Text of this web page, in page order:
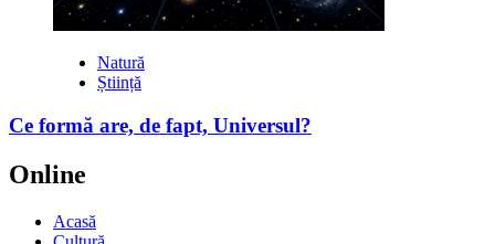
Natură
Știință
Ce formă are, de fapt, Universul?
Online
Acasă